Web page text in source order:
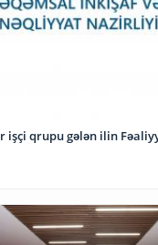
qrupu gələn ilin